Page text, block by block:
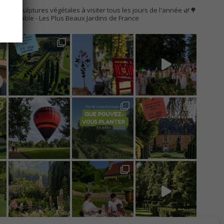
de sculptures végétales à visiter tous les jours de l'année 🌿🌳
- Les Plus Beaux Jardins de France